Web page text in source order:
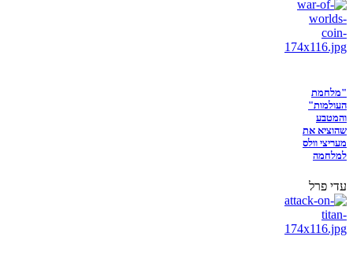
"מלחמת
העולמות"
והמטבע
שהוציא את
מעריצי וולס
למלחמה
עדי פרל